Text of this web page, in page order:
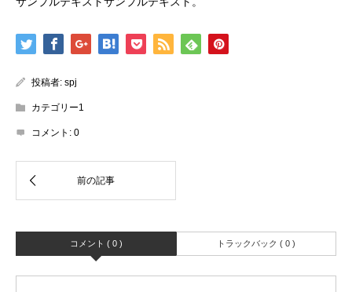
投稿者: spj
カテゴリー1
コメント: 0
コメント ( 0 ) トラックバック ( 0 )